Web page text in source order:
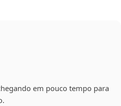
em pouco tempo para